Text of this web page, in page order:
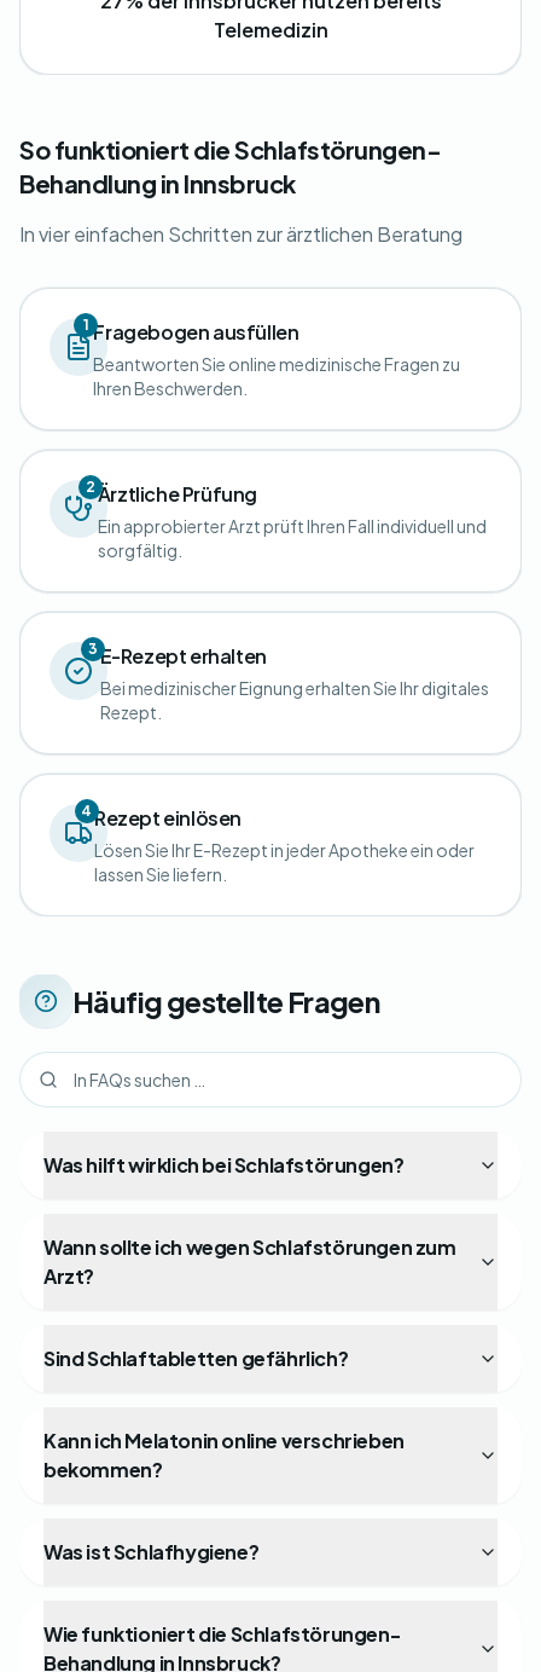
Telemedizin
So funktioniert die Schlafstörungen-
Behandlung in Innsbruck
In vier einfachen Schritten zur ärztlichen Beratung
1 Fragebogen ausfüllen
Beantworten Sie online medizinische Fragen zu
Ihren Beschwerden.
2Ärztliche Prüfung
Ein approbierter Arzt prüft Ihren Fall individuell und
sorgfältig.
3E-Rezept erhalten
Bei medizinischer Eignung erhalten Sie Ihr digitales
Rezept.
4Rezept einlösen
Lösen Sie Ihr E-Rezept in jeder Apotheke ein oder
lassen Sie liefern.
Häufig gestellte Fragen
Was hilft wirklich bei Schlafstörungen?
Wann sollte ich wegen Schlafstörungen zum
Arzt?
Sind Schlaftabletten gefährlich?
Kann ich Melatonin online verschrieben
bekommen?
Was ist Schlafhygiene?
Wie funktioniert die Schlafstörungen-
Behandlung in Innsbruck?